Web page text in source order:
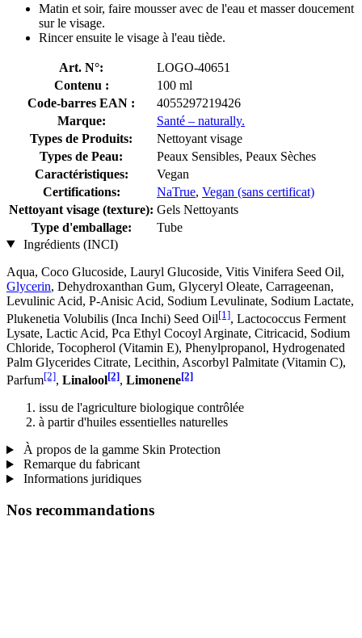
Matin et soir, faire mousser avec de l'eau et masser doucement
sur le visage.
Rincer ensuite le visage à l'eau tiède.
Art. N°:
LOGO-40651
Contenu :
100 ml
Code-barres EAN :
4055297219426
Marque:
Santé – naturally.
Types de Produits:
Nettoyant visage
Types de Peau:
Peaux Sensibles, Peaux Sèches
Caractéristiques:
Vegan
Certifications:
NaTrue, Vegan (sans certificat)
Nettoyant visage (texture): Gels Nettoyants
Type d'emballage:
Tube
Ingrédients (INCI)
Aqua, Coco Glucoside, Lauryl Glucoside, Vitis Vinifera Seed Oil,
Glycerin, Dehydroxanthan Gum, Glyceryl Oleate, Carrageenan,
Levulinic Acid, P-Anisic Acid, Sodium Levulinate, Sodium Lactate,
Plukenetia Volubilis (Inca Inchi) Seed Oil[1], Lactococcus Ferment
Lysate, Lactic Acid, Pca Ethyl Cocoyl Arginate, Citricacid, Sodium
Chloride, Tocopherol (Vitamin E), Phenylpropanol, Hydrogenated
Palm Glycerides Citrate, Lecithin, Ascorbyl Palmitate (Vitamin C),
Parfum[2], Linalool[2], Limonene[2]
issu de l'agriculture biologique contrôlée
à partir d'huiles essentielles naturelles
À propos de la gamme Skin Protection
Remarque du fabricant
Informations juridiques
Nos recommandations